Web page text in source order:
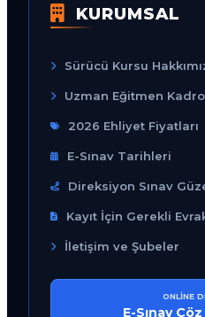
KURUMSAL
Sürücü Kursu
Uzman Eğitmen
2026 Ehliyet Fiyatları
E-Sınav Tarihleri
Direksiyon Sınav
Kayıt İçin Gerekli
İletişim ve Şubeler
ONLINE
E-Sınav